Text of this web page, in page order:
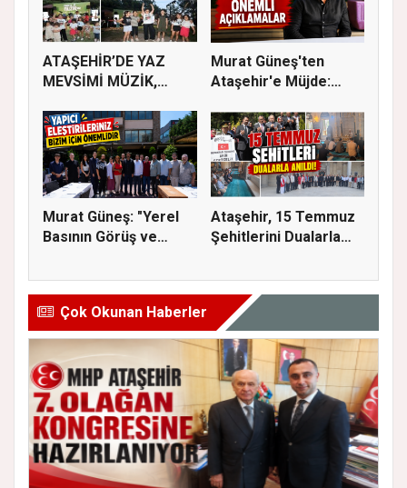
ATAŞEHİR’DE YAZ
MEVSİMİ MÜZİK,
Murat Güneş'ten
Ataşehir'e Müjde:
Murat Güneş: "Yerel
Basının Görüş ve
Ataşehir, 15 Temmuz
Şehitlerini Dualarla
Çok Okunan Haberler